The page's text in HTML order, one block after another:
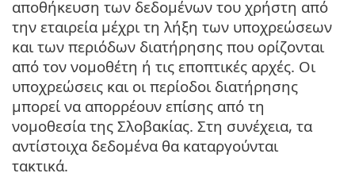
αποθήκευση των δεδομένων του χρήστη από
την εταιρεία μέχρι τη λήξη των υποχρεώσεων
και των περιόδων διατήρησης που ορίζονται
από τον νομοθέτη ή τις εποπτικές αρχές. Οι
υποχρεώσεις και οι περίοδοι διατήρησης
μπορεί να απορρέουν επίσης από τη
νομοθεσία της Σλοβακίας. Στη συνέχεια, τα
αντίστοιχα δεδομένα θα καταργούνται
τακτικά.